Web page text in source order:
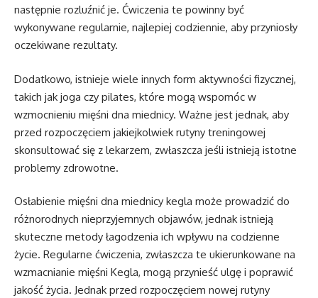
następnie rozluźnić je. Ćwiczenia te powinny być
wykonywane regularnie, najlepiej codziennie, aby przyniosły
oczekiwane rezultaty.
Dodatkowo, istnieje wiele innych form aktywności fizycznej,
takich jak joga czy pilates, które mogą wspomóc w
wzmocnieniu mięśni dna miednicy. Ważne jest jednak, aby
przed rozpoczęciem jakiejkolwiek rutyny treningowej
skonsultować się z lekarzem, zwłaszcza jeśli istnieją istotne
problemy zdrowotne.
Osłabienie mięśni dna miednicy kegla może prowadzić do
różnorodnych nieprzyjemnych objawów, jednak istnieją
skuteczne metody łagodzenia ich wpływu na codzienne
życie. Regularne ćwiczenia, zwłaszcza te ukierunkowane na
wzmacnianie mięśni Kegla, mogą przynieść ulgę i poprawić
jakość życia. Jednak przed rozpoczęciem nowej rutyny